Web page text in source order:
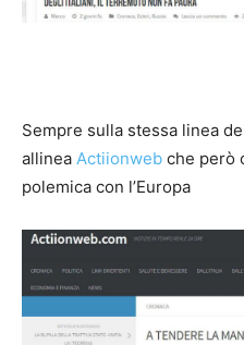
Sempre sulla stessa linea
allinea Actiionweb che però
polemica con l’Europa